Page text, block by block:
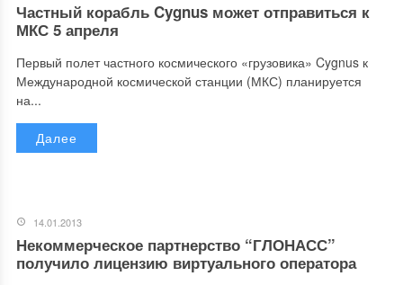
Частный корабль Cygnus может отправиться к
МКС 5 апреля
Первый полет частного космического «грузовика» Cygnus к
Международной космической станции (МКС) планируется
на...
Далее
14.01.2013
Некоммерческое партнерство “ГЛОНАСС”
получило лицензию виртуального оператора